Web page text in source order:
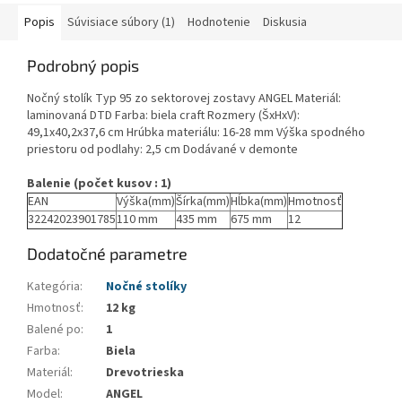
Popis Súvisiace súbory (1) Hodnotenie Diskusia
Podrobný popis
Nočný stolík Typ 95 zo sektorovej zostavy ANGEL Materiál:
laminovaná DTD Farba: biela craft Rozmery (ŠxHxV):
49,1x40,2x37,6 cm Hrúbka materiálu: 16-28 mm Výška spodného
priestoru od podlahy: 2,5 cm Dodávané v demonte
Balenie (počet kusov : 1)
EAN
Výška(mm)Šírka(mm)Hĺbka(mm)Hmotnosť
32242023901785110 mm 435 mm 675 mm 12
Dodatočné parametre
Kategória:
Nočné stolíky
Hmotnosť:
12 kg
Balené po:
1
Farba:
Biela
Materiál:
Drevotrieska
Model:
ANGEL